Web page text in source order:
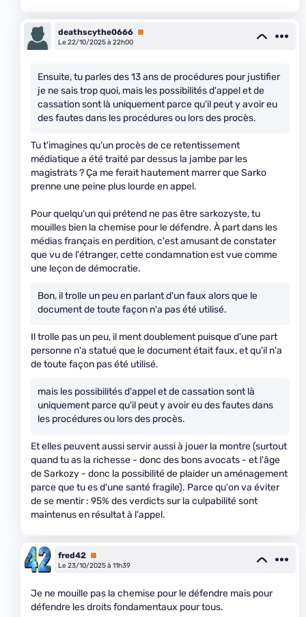
deathscythe0666 Premium
Le 22/10/2025 à 22h00
Ensuite, tu parles des 13 ans de procédures pour justifier
je ne sais trop quoi, mais les possibilités d'appel et de
cassation sont là uniquement parce qu'il peut y avoir eu
des fautes dans les procédures ou lors des procès.
Tu t'imagines qu'un procès de ce retentissement
médiatique a été traité par dessus la jambe par les
magistrats ? Ça me ferait hautement marrer que Sarko
prenne une peine plus lourde en appel.
Pour quelqu'un qui prétend ne pas être sarkozyste, tu
mouilles bien la chemise pour le défendre. À part dans les
médias français en perdition, c'est amusant de constater
que vu de l'étranger, cette condamnation est vue comme
une leçon de démocratie.
Bon, il trolle un peu en parlant d'un faux alors que le
document de toute façon n'a pas été utilisé.
Il trolle pas un peu, il ment doublement puisque d'une part
personne n'a statué que le document était faux, et qu'il n'a
de toute façon pas été utilisé.
mais les possibilités d'appel et de cassation sont là
uniquement parce qu'il peut y avoir eu des fautes dans
les procédures ou lors des procès.
Et elles peuvent aussi servir aussi à jouer la montre (surtout
quand tu as la richesse - donc des bons avocats - et l'âge
de Sarkozy - donc la possibilité de plaider un aménagement
parce que tu es d'une santé fragile). Parce qu'on va éviter
de se mentir : 95% des verdicts sur la culpabilité sont
maintenus en résultat à l'appel.
fred42 Premium
Le 23/10/2025 à 11h39
Je ne mouille pas la chemise pour le défendre mais pour
défendre les droits fondamentaux pour tous.